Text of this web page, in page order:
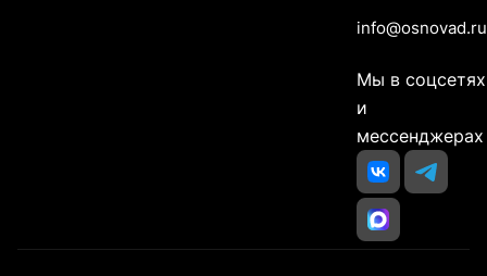
info@osnovad.ru
Мы в соцсетях
и
мессенджерах